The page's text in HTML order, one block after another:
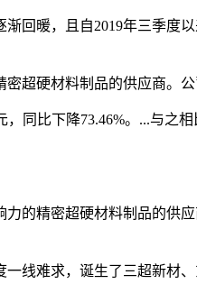
暖，且自2019年三季度
硬材料制品的供应商。公
同比下降73.46%。...与之
精密超硬材料制品的供应
线难求，诞生了三超新材